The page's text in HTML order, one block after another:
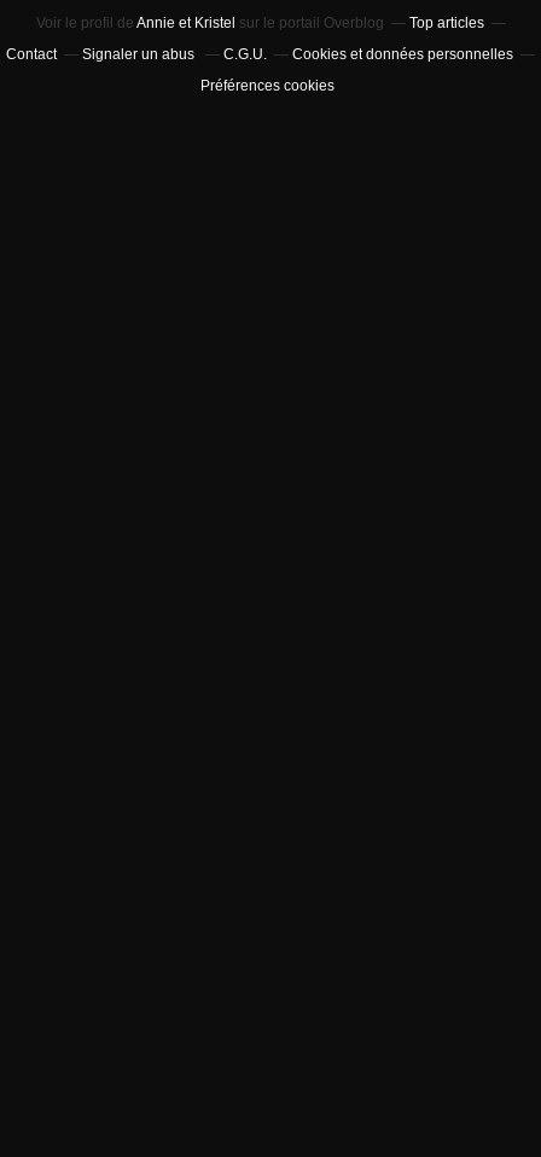
Voir le profil de Annie et Kristel sur le portail Overblog
Top articles
Contact
Signaler un abus C.G.U.
Cookies et données personnelles
Préférences cookies